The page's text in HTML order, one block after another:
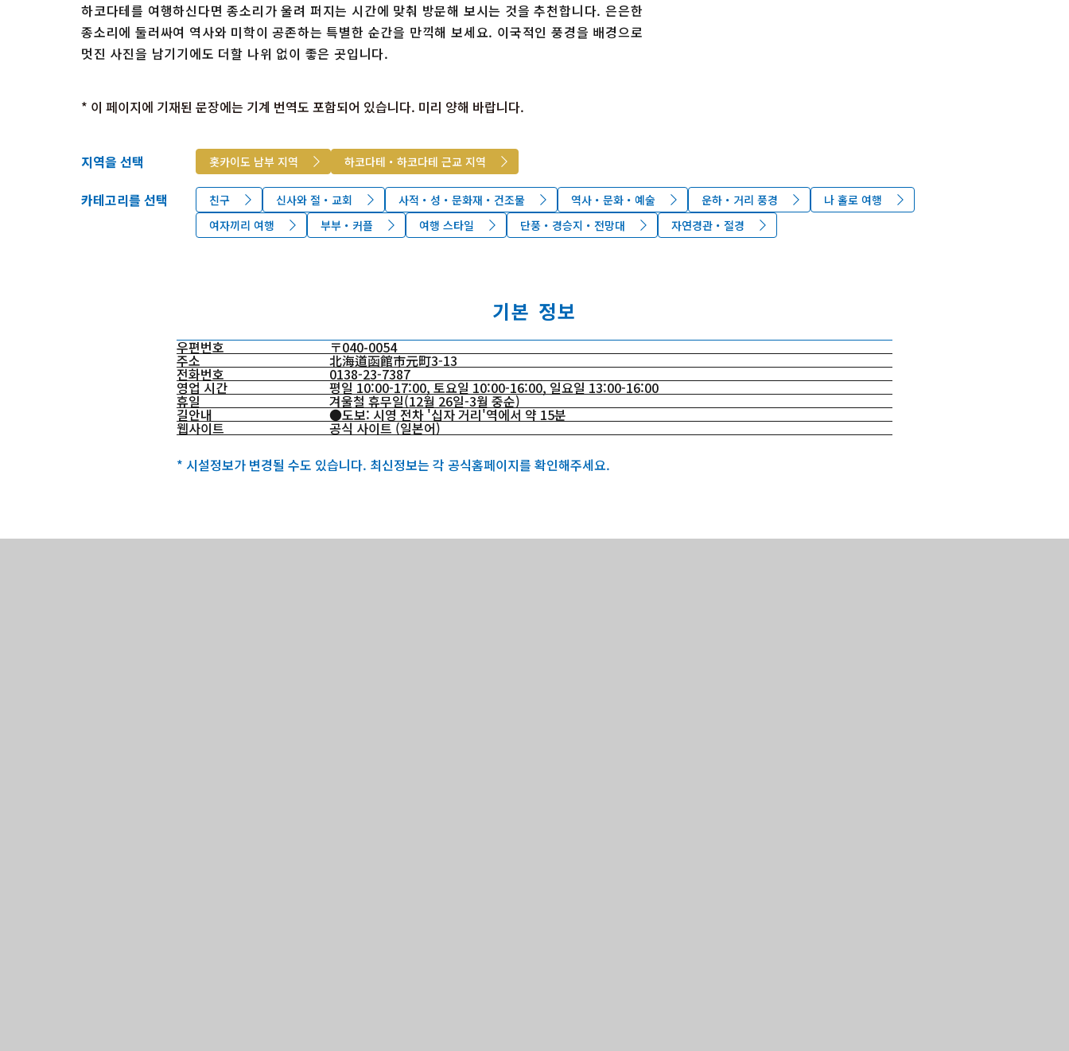
하코다테를 여행하신다면 종소리가 울려 퍼지는 시간에 맞춰 방문해 보시는 것을 추천합니다. 은은한
종소리에 둘러싸여 역사와 미학이 공존하는 특별한 순간을 만끽해 보세요. 이국적인 풍경을 배경으로
멋진 사진을 남기기에도 더할 나위 없이 좋은 곳입니다.
* 이 페이지에 기재된 문장에는 기계 번역도 포함되어 있습니다. 미리 양해 바랍니다.
지역을 선택 홋카이도 남부 지역 하코다테・하코다테 근교 지역
카테고리를 선택 친구 신사와 절・교회 사적・성・문화재・건조물 역사・문화・예술 운하・거리 풍경
나 홀로 여행
여자끼리 여행
부부・커플 여행 스타일 단풍・경승지・전망대 자연경관・절경
기본 정보
우편번호 〒040-0054
주소 北海道函館市元町3-13
전화번호 0138-23-7387
영업 시간 평일 10:00-17:00, 토요일 10:00-16:00, 일요일 13:00-16:00
휴일 겨울철 휴무일(12월 26일-3월 중순)
길안내 ●도보: 시영 전차 '십자 거리'역에서 약 15분
웹사이트
공식 사이트 (일본어)
* 시설정보가 변경될 수도 있습니다. 최신정보는 각 공식홈페이지를 확인해주세요.